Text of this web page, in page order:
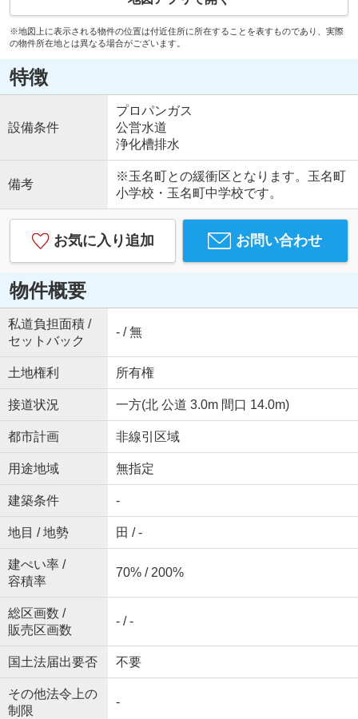
※地図上に表示される物件の位置は付近住所に所在することを表すものであり、実際
の物件所在地とは異なる場合がございます。
特徴
設備条件
プロパンガス
公営水道
浄化槽排水
備考
※玉名町との緩衝区となります。玉名町
小学校・玉名町中学校です。
お気に入り追加 お問い合わせ
物件概要
私道負担面積 /
セットバック
- / 無
土地権利 所有権
接道状況 一方(北 公道 3.0m 間口 14.0m)
都市計画 非線引区域
用途地域 無指定
建築条件 -
地目 / 地勢 田 / -
建ぺい率 /
容積率
70% / 200%
総区画数 /
販売区画数
- / -
国土法届出要否 不要
その他法令上の
制限
-